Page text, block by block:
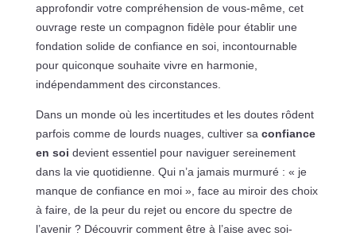
approfondir votre compréhension de vous-même, cet
ouvrage reste un compagnon fidèle pour établir une
fondation solide de confiance en soi, incontournable
pour quiconque souhaite vivre en harmonie,
indépendamment des circonstances.
Dans un monde où les incertitudes et les doutes rôdent
parfois comme de lourds nuages, cultiver sa confiance
en soi devient essentiel pour naviguer sereinement
dans la vie quotidienne. Qui n’a jamais murmuré : « je
manque de confiance en moi », face au miroir des choix
à faire, de la peur du rejet ou encore du spectre de
l’avenir ? Découvrir comment être à l’aise avec soi-